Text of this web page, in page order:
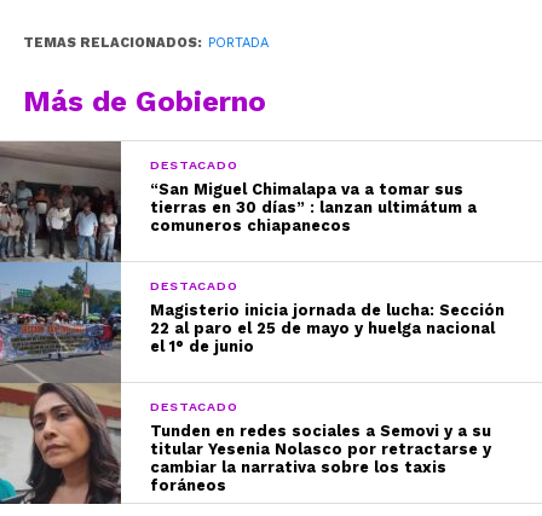
TEMAS RELACIONADOS: PORTADA
Más de Gobierno
DESTACADO
“San Miguel Chimalapa va a tomar sus
tierras en 30 días” : lanzan ultimátum a
comuneros chiapanecos
DESTACADO
Magisterio inicia jornada de lucha: Sección
22 al paro el 25 de mayo y huelga nacional
el 1° de junio
DESTACADO
Tunden en redes sociales a Semovi y a su
titular Yesenia Nolasco por retractarse y
cambiar la narrativa sobre los taxis
foráneos